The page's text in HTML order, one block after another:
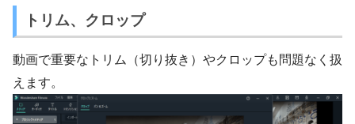
トリム、クロップ
動画で重要なトリム（切り抜き）やクロップも問題なく扱
えます。